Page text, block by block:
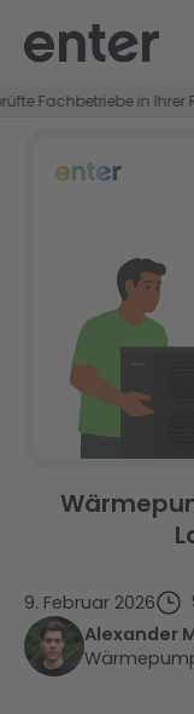
in Ihrer
9. Februar 2026
Alexander